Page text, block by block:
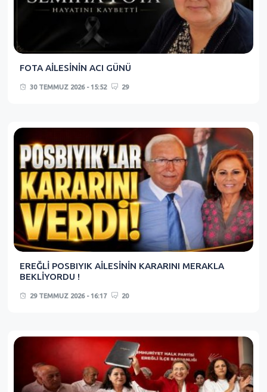
FOTA AİLESİNİN ACI GÜNÜ
30 TEMMUZ 2026 - 15:52 29
EREĞLİ POSBIYIK AİLESİNİN KARARINI MERAKLA
BEKLİYORDU !
29 TEMMUZ 2026 - 16:17 20